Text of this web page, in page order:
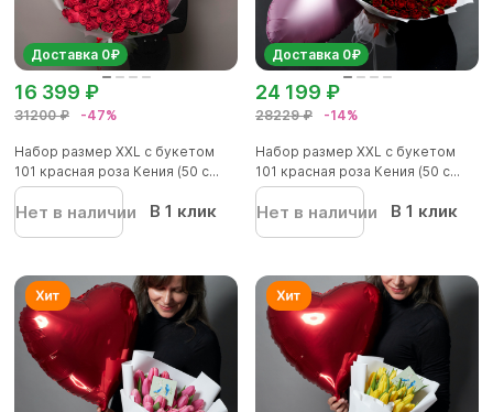
Доставка 0₽
31200 ₽ -47%
16 399 ₽
Набор размер ХХL с букетом
101 красная роза Кения (50 с...
Нет в наличии В 1 клик
Доставка 0₽
28229 ₽ -14%
24 199 ₽
Набор размер ХХL с букетом
101 красная роза Кения (50 с...
Нет в наличии В 1 клик